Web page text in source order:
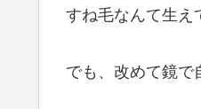
すね毛なんて生え
でも、改めて鏡で